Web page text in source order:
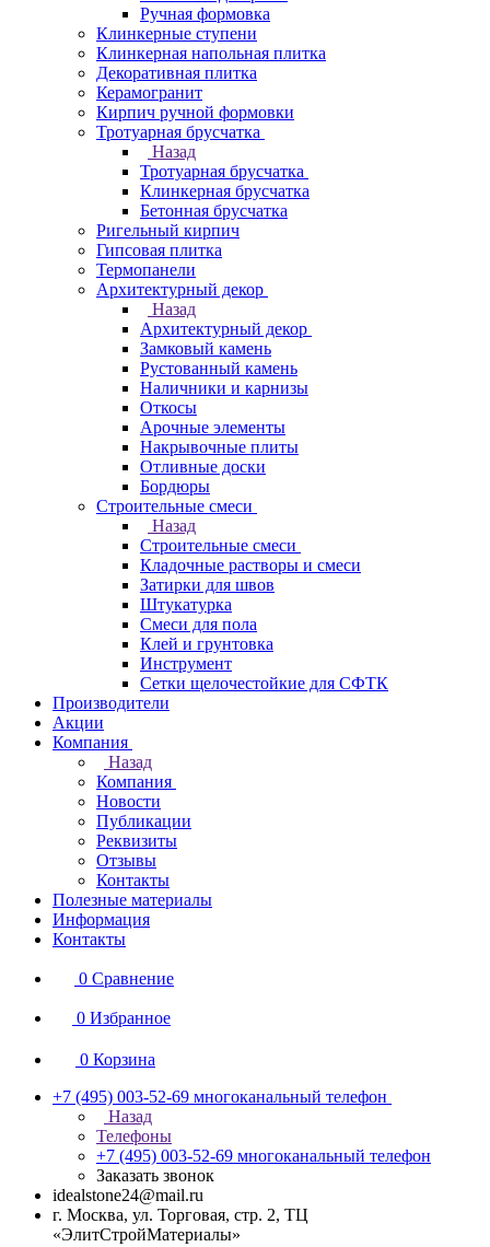
Ручная формовка
Клинкерные ступени
Клинкерная напольная плитка
Декоративная плитка
Керамогранит
Кирпич ручной формовки
Тротуарная брусчатка
Назад
Тротуарная брусчатка
Клинкерная брусчатка
Бетонная брусчатка
Ригельный кирпич
Гипсовая плитка
Термопанели
Архитектурный декор
Назад
Архитектурный декор
Замковый камень
Рустованный камень
Наличники и карнизы
Откосы
Арочные элементы
Накрывочные плиты
Отливные доски
Бордюры
Строительные смеси
Назад
Строительные смеси
Кладочные растворы и смеси
Затирки для швов
Штукатурка
Смеси для пола
Клей и грунтовка
Инструмент
Сетки щелочестойкие для СФТК
Производители
Акции
Компания
Назад
Компания
Новости
Публикации
Реквизиты
Отзывы
Контакты
Полезные материалы
Информация
Контакты
0 Сравнение
0 Избранное
0 Корзина
+7 (495) 003-52-69 многоканальный телефон
Назад
Телефоны
+7 (495) 003-52-69 многоканальный телефон
Заказать звонок
idealstone24@mail.ru
г. Москва, ул. Торговая, стр. 2, ТЦ
«ЭлитСтройМатериалы»